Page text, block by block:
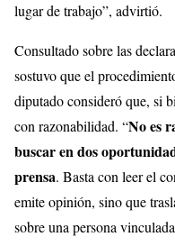
lugar de trabajo”, advirtió.
Consultado sobre las
sostuvo que el
diputado consideró que, si
con razonabilidad. “No es
buscar en dos
prensa. Basta con leer el
emite opinión, sino que
sobre una persona